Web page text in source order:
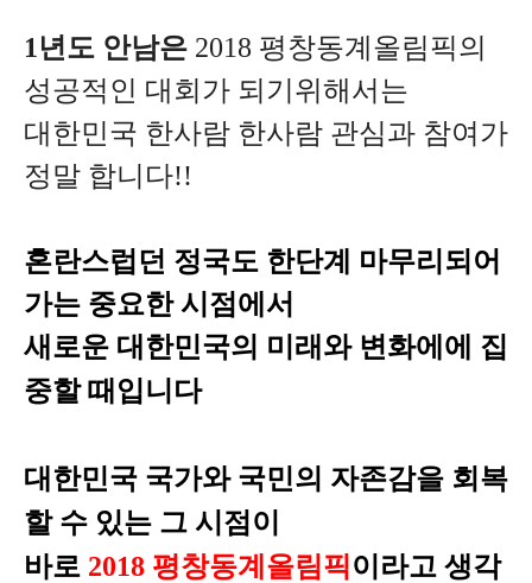
1년도 안남은 2018 평창동계올림픽의
성공적인 대회가 되기위해서는
대한민국 한사람 한사람 관심과 참여가
정말 합니다!!
혼란스럽던 정국도 한단계 마무리되어
가는 중요한 시점에서
새로운 대한민국의 미래와 변화에 에 집
중할 때입니다
대한민국 국가와 국민의 자존감을 회복
할 수 있는 그 시점이
바로 2018 평창동계올림픽이라고 생각